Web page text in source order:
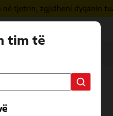
tjetrin, zgjidheni dyqanin
tim të